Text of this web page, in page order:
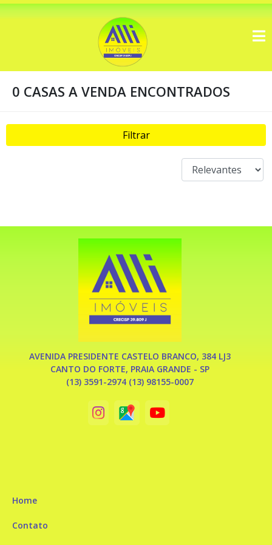
0 CASAS A VENDA ENCONTRADOS
Filtrar
AVENIDA PRESIDENTE CASTELO BRANCO, 384 LJ3
CANTO DO FORTE, PRAIA GRANDE - SP
(13) 3591-2974 (13) 98155-0007
Home
Contato